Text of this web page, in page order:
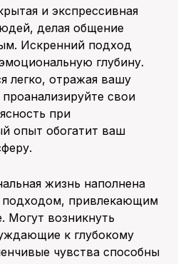
и экспрессивная
делая общение
Искренний подход
глубину.
легко, отражая вашу
свои
при
опыт обогатит ваш
жизнь наполнена
подходом, привлекающим
Могут возникнуть
к глубокому
чувства способны